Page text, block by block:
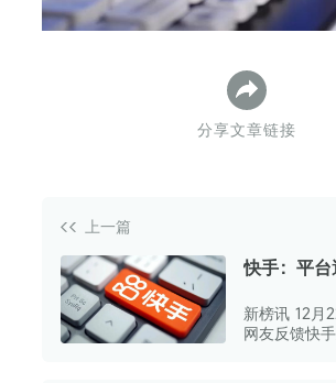
分享文章链接
上一篇
快手：平
新榜讯 12月
网友反馈快